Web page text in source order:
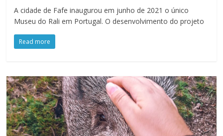
A cidade de Fafe inaugurou em junho de 2021 o único
Museu do Rali em Portugal. O desenvolvimento do projeto
Read more